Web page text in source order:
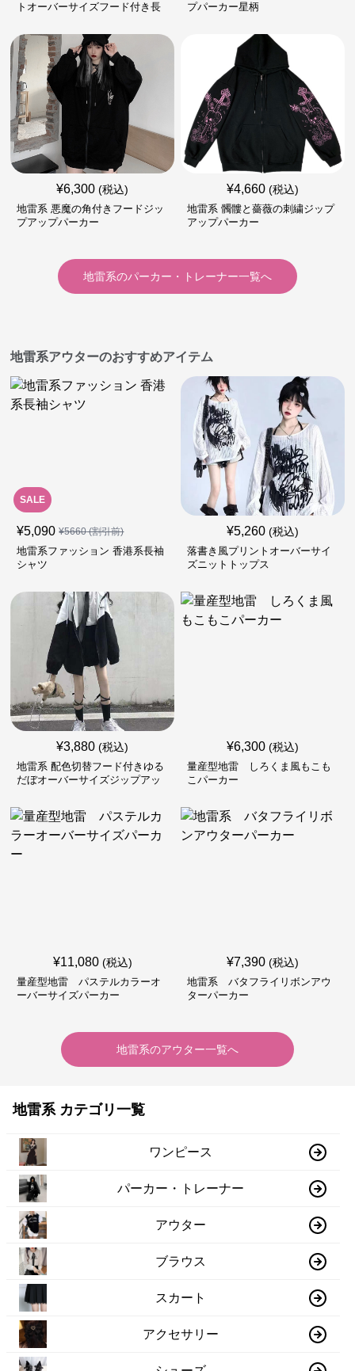
トオーバーサイズフード付き長
プパーカー星柄
¥6,300 (税込)
地雷系 悪魔の角付きフードジッ
プアップパーカー
¥4,660 (税込)
地雷系 髑髏と薔薇の刺繍ジップ
アップパーカー
地雷系のパーカー・トレーナー一覧へ
地雷系アウターのおすすめアイテム
SALE
¥5,090 ¥5660(割引前)
地雷系ファッション 香港系長袖
シャツ
¥5,260 (税込)
落書き風プリントオーバーサイ
ズニットトップス
¥3,880 (税込)
地雷系 配色切替フード付きゆる
だぼオーバーサイズジップアッ
¥6,300 (税込)
量産型地雷 しろくま風もこも
こパーカー
¥11,080 (税込)
量産型地雷 パステルカラーオ
ーバーサイズパーカー
¥7,390 (税込)
地雷系 バタフライリボンアウ
ターパーカー
地雷系のアウター一覧へ
地雷系 カテゴリ一覧
ワンピース
パーカー・トレーナー
アウター
ブラウス
スカート
アクセサリー